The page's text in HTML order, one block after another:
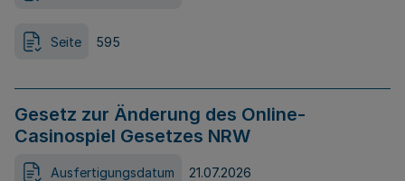
Seite 595
Gesetz zur Änderung des Online-
Casinospiel Gesetzes NRW
Ausfertigungsdatum 21.07.2026